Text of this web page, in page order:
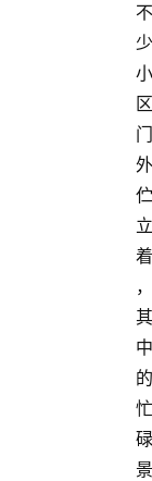
不
少
小
区
门
外
伫
立
着
，
其
中
的
忙
碌
景